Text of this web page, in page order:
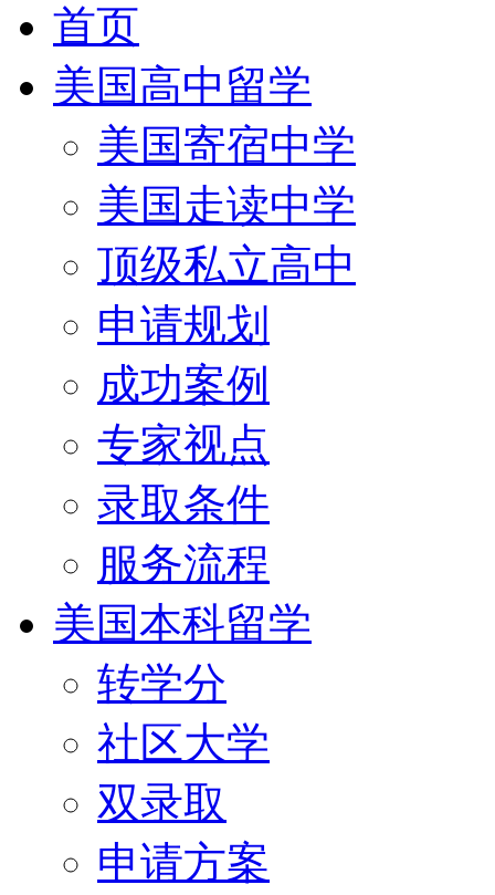
首页
美国高中留学
美国寄宿中学
美国走读中学
顶级私立高中
申请规划
成功案例
专家视点
录取条件
服务流程
美国本科留学
转学分
社区大学
双录取
申请方案